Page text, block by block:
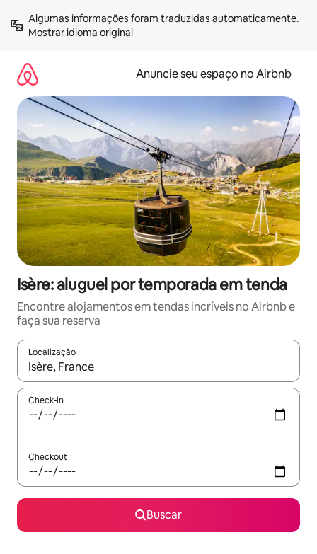
para
Mostrar idioma original
Anuncie seu espaço no Airbnb
Isère: aluguel por temporada em tenda
Encontre alojamentos em tendas incríveis no Airbnb e
faça sua reserva
Localização
Quando os resultados estiverem disponíveis, explore-os
Check-in
Checkout
Buscar